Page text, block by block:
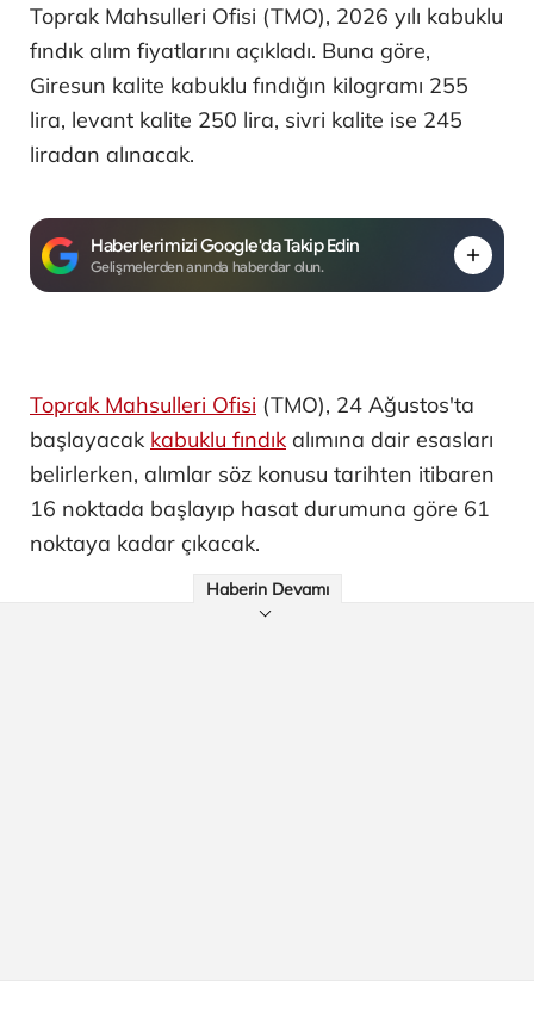
Toprak Mahsulleri Ofisi (TMO), 2026 yılı kabuklu
fındık alım fiyatlarını açıkladı. Buna göre,
Giresun kalite kabuklu fındığın kilogramı 255
lira, levant kalite 250 lira, sivri kalite ise 245
liradan alınacak.
Haberlerimizi Google'da Takip Edin
Gelişmelerden anında haberdar olun.
Toprak Mahsulleri Ofisi (TMO), 24 Ağustos'ta
başlayacak kabuklu fındık alımına dair esasları
belirlerken, alımlar söz konusu tarihten itibaren
16 noktada başlayıp hasat durumuna göre 61
noktaya kadar çıkacak.
Haberin Devamı